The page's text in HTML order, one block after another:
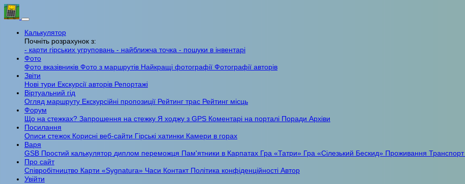
Калькулятор
Почніть розрахунок з:
- карти гірських угруповань - найближча точка - пошуки в інвентарі
Фото
Фото вказівників Фото з маршрутів Найкращі фотографії Фотографії авторів
Звіти
Нові тури Екскурсії авторів Репортажі
Віртуальний гід
Огляд маршруту Екскурсійні пропозиції Рейтинг трас Рейтинг місць
Форум
Що на стежках? Запрошення на стежку Я ходжу з GPS Коментарі на порталі Поради Архіви
Посилання
Описи стежок Корисні веб-сайти Гірські хатинки Камери в горах
Варя
GSB Простий калькулятор диплом переможця Пам'ятники в Карпатах Гра «Татри» Гра «Сілезький Бескид» Проживання Транспорт
Про сайт
Співробітництво Карти «Sygnatura» Часи Контакт Політика конфіденційності Автор
Увійти